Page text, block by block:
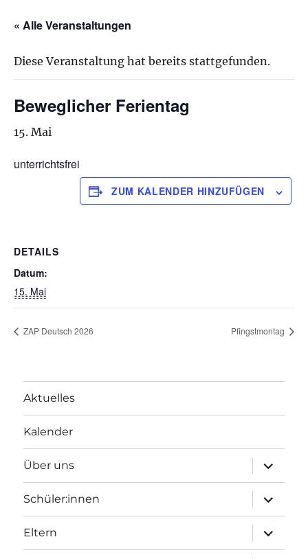
« Alle Veranstaltungen
Diese Veranstaltung hat bereits stattgefunden.
Beweglicher Ferientag
15. Mai
unterrichtsfrei
ZUM KALENDER HINZUFÜGEN
DETAILS
Datum:
15. Mai
ZAP Deutsch 2026 Pfingstmontag
Aktuelles
Kalender
Über uns
öffnen
Schüler:innen
öffnen
Eltern
öffnen